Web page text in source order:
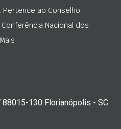
Pertence ao Conselho
Nacional dos
88015-130 Florianópolis - SC